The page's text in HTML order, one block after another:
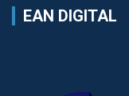
EAN DIGITAL